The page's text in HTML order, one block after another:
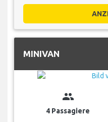
MINIVAN
group
4 Passagiere